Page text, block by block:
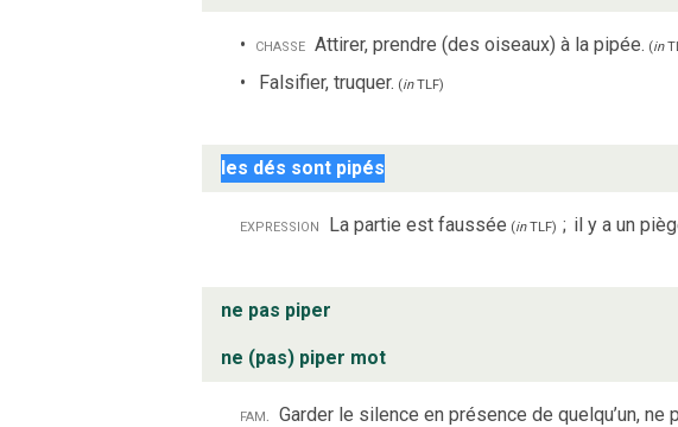
chasse Attirer, prendre (des oiseaux) à la pipée. (in
Falsifier, truquer. (inTLF)
les dés sont pipés
expression La partie est faussée (inTLF) ; il y a un
ne pas piper
ne (pas) piper mot
fam. Garder le silence en présence de quelqu’un, ne